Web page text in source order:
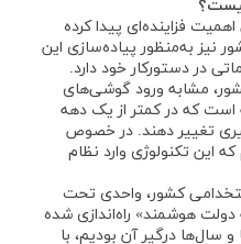
فزاینده‌ای پیدا کرده
نیز به‌منظور پیاده‌سازی این
در دستورکار خود دارد.
مشابه ورود گوشی‌های
است که در کمتر از یک دهه
تغییر دهند. در خصوص
این تکنولوژی وارد نظام
کشور، واحدی تحت
هوشمند» راه‌اندازی شده
سال‌ها درگیر آن بودیم، با